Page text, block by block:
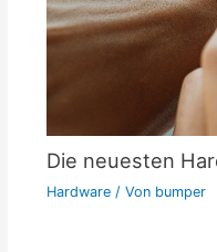
Die neuesten
Hardware/ Von bumper